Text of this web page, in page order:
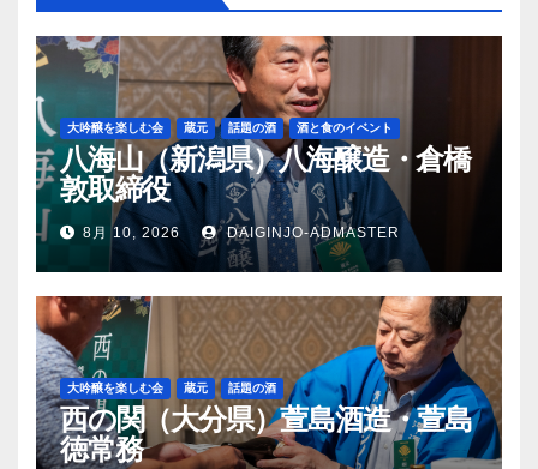
大吟醸を楽しむ会 蔵元 話題の酒 酒と食のイベント
八海山（新潟県）八海醸造・倉橋
敦取締役
8月 10, 2026 DAIGINJO-ADMASTER
大吟醸を楽しむ会 蔵元 話題の酒
西の関（大分県）萱島酒造・萱島
徳常務